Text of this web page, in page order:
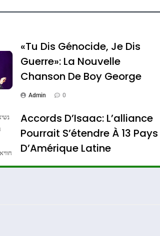
«Tu Dis Génocide, Je Dis
Guerre»: La Nouvelle
Chanson De Boy George
Admin 0
Accords D’Isaac: L’alliance
Pourrait S’étendre À 13 Pays
D’Amérique Latine
Admin 0